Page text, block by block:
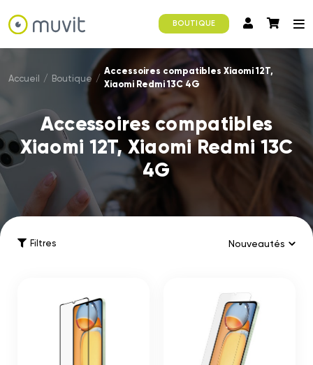
BOUTIQUE
Accueil / Boutique /
Accessoires compatibles Xiaomi 12T,
Xiaomi Redmi 13C 4G
Accessoires compatibles
Xiaomi 12T, Xiaomi Redmi 13C
4G
Filtres